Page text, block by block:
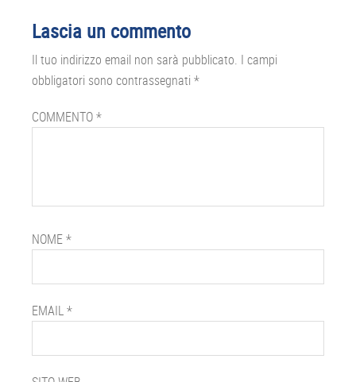
Interazioni
del
lettore
Lascia un commento
Il tuo indirizzo email non sarà pubblicato. I campi
obbligatori sono contrassegnati *
COMMENTO*
NOME*
EMAIL*